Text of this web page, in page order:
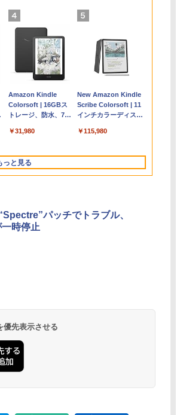
【Amazon.co.jp限
定】 HP ノートパソ
コン 15-fd 15.6イン
512GB SSD インテ
￥129,800
FMV ノートパソコン
WE1-K3 (MS 365
Personal/Copilotキー
型/Core i5/16GB/SSD
FMVWK3E15W_AZ
￥139,880
Robloxギフトカード
- 2,000 Robux 【限
定バーチャルアイテ
インゲームコード】
ラインコード版
￥3,200
Windows版 |
Minecraft (マインクラ
フト): Java & Bedrock
ード版
￥3,600
1冊ですべて身につく
HTML & CSSとWeb
デザイン入門講座
￥1,292
FM TOWNS ハイパ
ー・カタログ: 本体ハ
ードウェア・市販ソフ
トリストと最新エミュ
￥1,600
Amazon Kindle
Colorsoft | 16GBス
トレージ、防水、7イ
レイ、色調調節ライ
ッテリー、広告無
し、ブラック (2025
年発売)
￥31,980
New Amazon Kindle
Scribe Colorsoft | 11
インチカラーディスプ
ジ、ノート機能搭載、
調節ライト、プレミア
イト
￥115,980
っと見る
パッチでトラブル、
時停止
先表示させる